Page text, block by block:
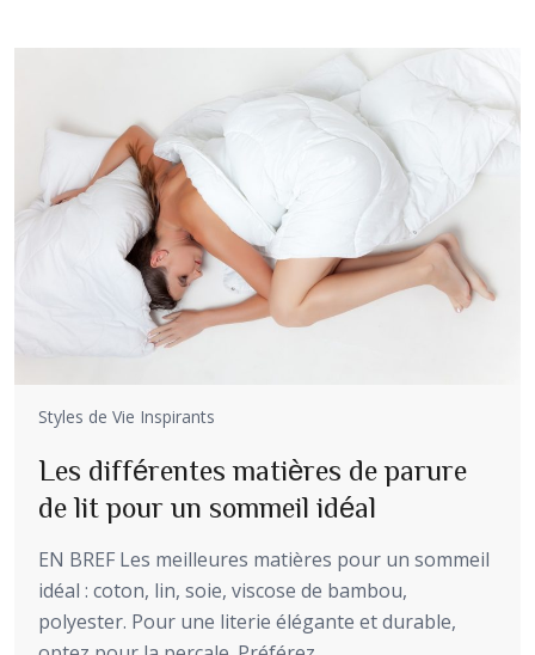
Styles de Vie Inspirants
Les différentes matières de parure
de lit pour un sommeil idéal
EN BREF Les meilleures matières pour un sommeil
idéal : coton, lin, soie, viscose de bambou,
polyester. Pour une literie élégante et durable,